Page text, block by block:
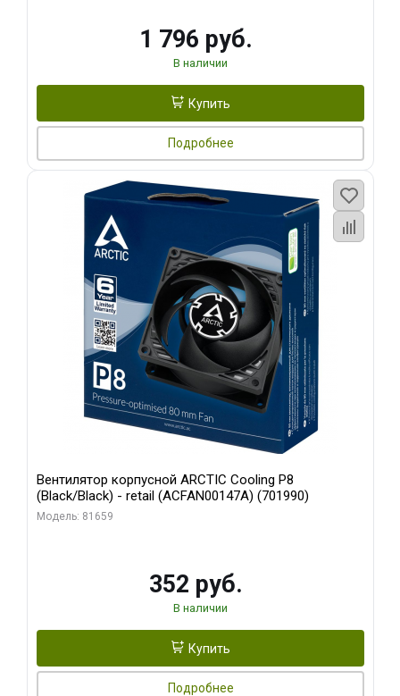
1 796 руб.
В наличии
Купить
Подробнее
Вентилятор корпусной ARCTIC Cooling P8
(Black/Black) - retail (ACFAN00147A) (701990)
Модель: 81659
352 руб.
В наличии
Купить
Подробнее